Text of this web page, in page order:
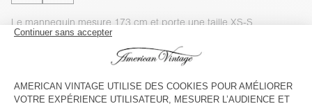
Le mannequin mesure 173 cm et porte une taille XS-S
entre le jeudi 13 août et le lundi 17 août
AJOUTER AU PANIER